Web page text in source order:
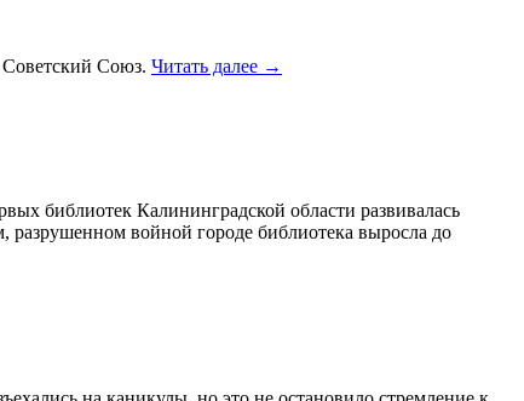
Советский Союз. Читать далее →
библиотек Калининградской области развивалась
разрушенном войной городе библиотека выросла до